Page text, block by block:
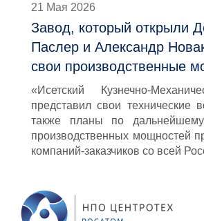
21 Мая 2026
Завод, который открыли
Паслер и Александр
свои производственные
«Исетский Кузнечно-
представил свои технические
также планы по
производственных мощностей
компаний-заказчиков со всей